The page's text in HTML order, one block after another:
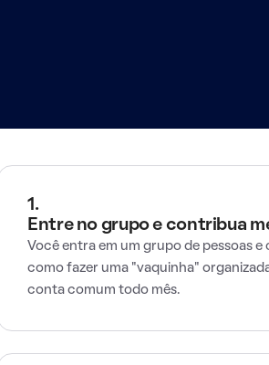
1.
Entre no grupo e contribua
Você entra em um grupo de pessoas e
como fazer uma "vaquinha"
conta comum todo mês.